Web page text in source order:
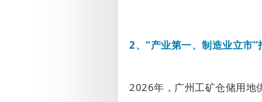
2、“产业第一、制造业立市”
2026年，广州工矿仓储用地